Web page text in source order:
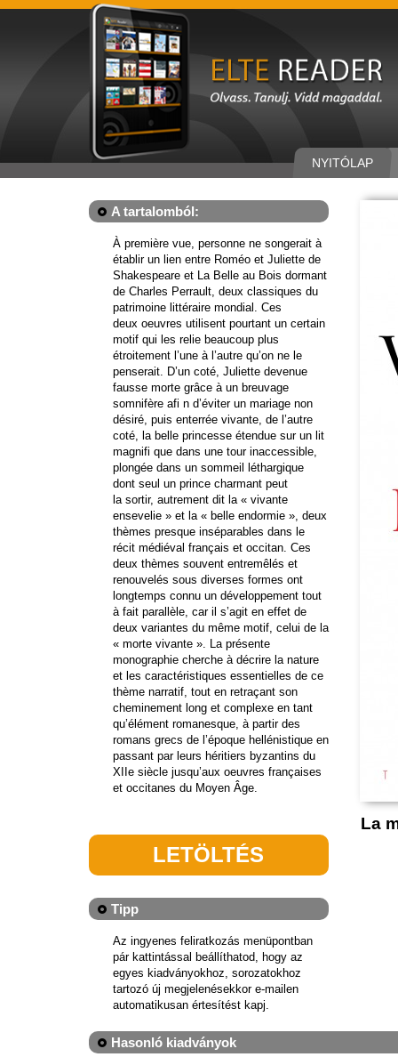
NYITÓLAP
A tartalomból:
À première vue, personne ne songerait à
établir un lien entre Roméo et Juliette de
Shakespeare et La Belle au Bois dormant
de Charles Perrault, deux classiques du
patrimoine littéraire mondial. Ces
deux oeuvres utilisent pourtant un certain
motif qui les relie beaucoup plus
étroitement l’une à l’autre qu’on ne le
penserait. D’un coté, Juliette devenue
fausse morte grâce à un breuvage
somnifère afi n d’éviter un mariage non
désiré, puis enterrée vivante, de l’autre
coté, la belle princesse étendue sur un lit
magnifi que dans une tour inaccessible,
plongée dans un sommeil léthargique
dont seul un prince charmant peut
la sortir, autrement dit la « vivante
ensevelie » et la « belle endormie », deux
thèmes presque inséparables dans le
récit médiéval français et occitan. Ces
deux thèmes souvent entremêlés et
renouvelés sous diverses formes ont
longtemps connu un développement tout
à fait parallèle, car il s’agit en effet de
deux variantes du même motif, celui de la
« morte vivante ». La présente
monographie cherche à décrire la nature
et les caractéristiques essentielles de ce
thème narratif, tout en retraçant son
cheminement long et complexe en tant
qu’élément romanesque, à partir des
romans grecs de l’époque hellénistique en
passant par leurs héritiers byzantins du
XIIe siècle jusqu’aux oeuvres françaises
et occitanes du Moyen Âge.
LETÖLTÉS
Tipp
Az ingyenes feliratkozás menüpontban
pár kattintással beállíthatod, hogy az
egyes kiadványokhoz, sorozatokhoz
tartozó új megjelenésekkor e-mailen
automatikusan értesítést kapj.
La
Hasonló kiadványok